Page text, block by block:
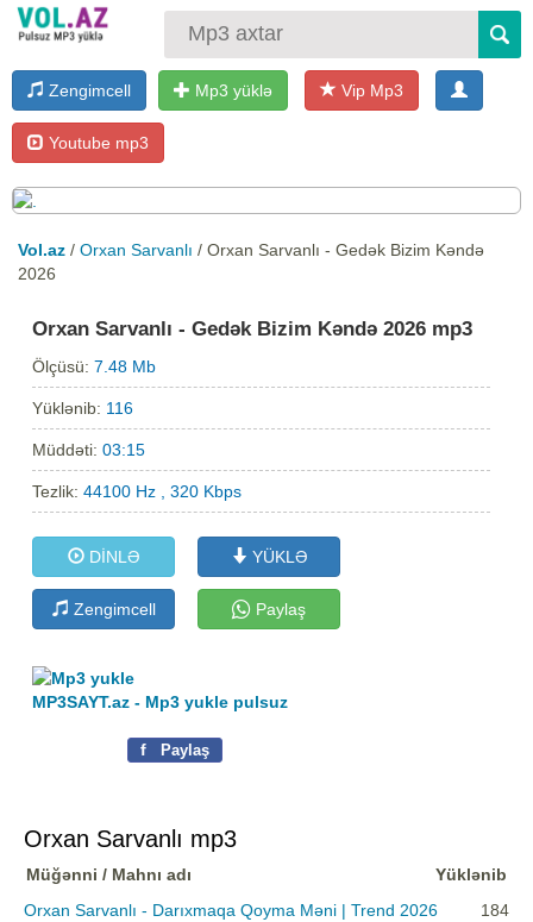
Zengimcell Mp3 yüklə Vip Mp3
Youtube mp3
Vol.az / Orxan Sarvanlı / Orxan Sarvanlı - Gedək Bizim Kəndə
2026
Orxan Sarvanlı - Gedək Bizim Kəndə 2026 mp3
Ölçüsü:7.48 Mb
Yüklənib: 116
Müddəti:03:15
Tezlik:44100 Hz , 320 Kbps
DİNLƏ YÜKLƏ
Zengimcell Paylaş
MP3SAYT.az - Mp3 yukle pulsuz
f Paylaş
Orxan Sarvanlı mp3
Müğənni / Mahnı adı
Yüklənib
Orxan Sarvanlı - Darıxmaqa Qoyma Məni | Trend 2026
184